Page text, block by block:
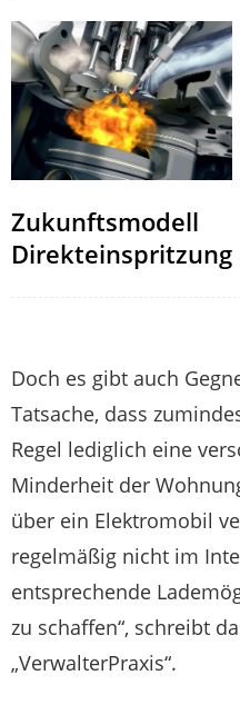
Zukunftsmodell
Direkteinspritzung
Doch es gibt auch
Tatsache, dass
Regel lediglich eine
Minderheit der
über ein Elektromobil
regelmäßig nicht im
entsprechende
zu schaffen“, schreibt
„VerwalterPraxis“.